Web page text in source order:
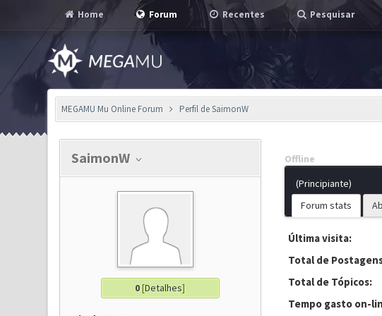
Home Forum Recentes Pesquisar
MEGAMU Mu Online Forum Perfil de SaimonW
SaimonW
0[Detalhes]
Offline
(Principiante)
Forum stats
Última visita:
Total de
Total de Tópicos:
Tempo gasto on-